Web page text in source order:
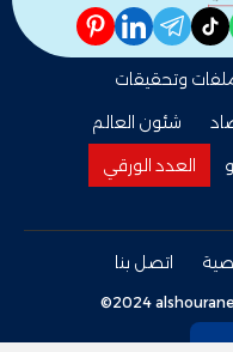
tiktok
telegram
linkedin
pinterest
وتحقيقات
شئون العالم
العدد الورقي
اتصل بنا
©2024